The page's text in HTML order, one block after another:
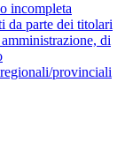
incompleta
da parte dei titolari
di
provinciali